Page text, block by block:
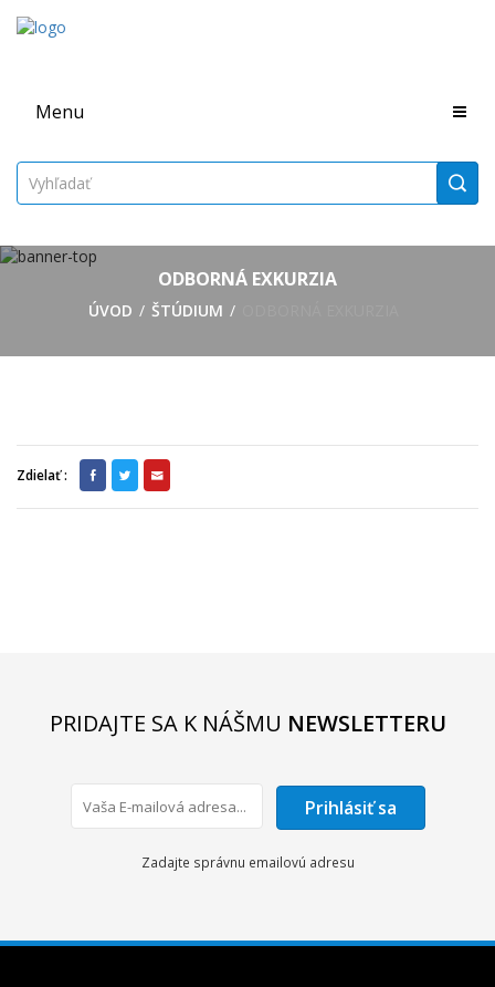
Menu
ODBORNÁ EXKURZIA
ÚVOD ŠTÚDIUM
Zdielať :
PRIDAJTE SA K NÁŠMU NEWSLETTERU
Prihlásiť sa
Zadajte správnu emailovú adresu